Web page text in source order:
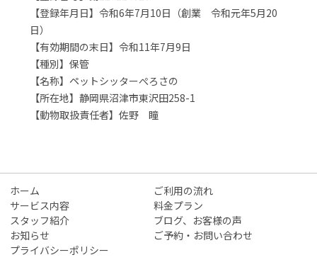
【登録年月日】令和6年7月10日（創業 令和元年5月20
日）
【有効期間の末日】令和11年7月9日
【種別】保管
【名称】ペットシッターぺろさの
【所在地】静岡県沼津市東沢田258-1
【動物取扱責任者】佐野 瞳
ホーム
ご利用の流れ
サービス内容
料金プラン
スタッフ紹介
ブログ、お客様の声
お知らせ
ご予約・お問い合わせ
プライバシーポリシー